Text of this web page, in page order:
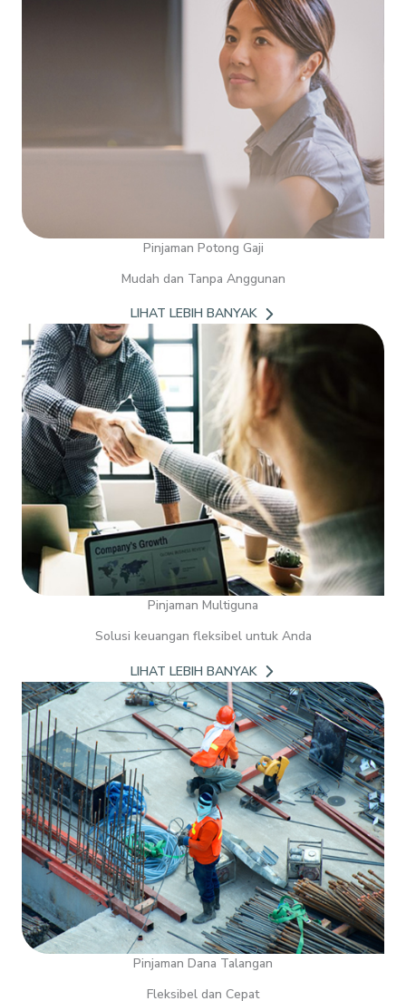
Pinjaman Potong Gaji
Mudah dan Tanpa Anggunan
LIHAT LEBIH BANYAK
Pinjaman Multiguna
Solusi keuangan fleksibel untuk Anda
LIHAT LEBIH BANYAK
Pinjaman Dana Talangan
Fleksibel dan Cepat